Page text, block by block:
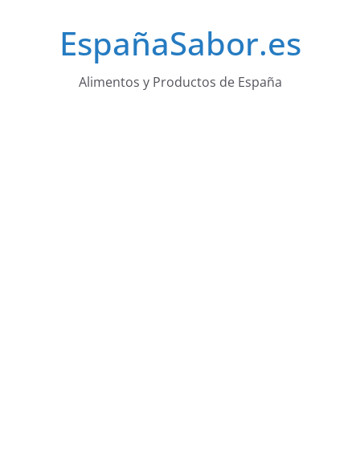
EspañaSabor.es
Alimentos y Productos de España